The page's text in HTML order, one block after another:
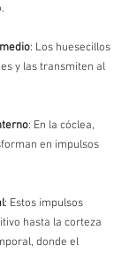
: Los huesecillos
y las transmiten al
: En la cóclea,
en impulsos
: Estos impulsos
hasta la corteza
donde el